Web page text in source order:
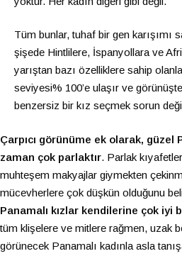
Tüm bunlar, tuhaf bir gen karışımı
şişede Hintlilere, İspanyollara ve
yarıştan bazı özelliklere sahip
seviyesi% 100’e ulaşır ve
benzersiz bir kız seçmek sorun
Çarpıcı görünüme ek olarak, güzel
zaman çok parlaktır. Parlak
muhteşem makyajlar giymekten
mücevherlere çok düşkün olduğunu
Panamalı kızlar kendilerine çok iyi
tüm klişelere ve mitlere rağmen, uzak
görünecek Panamalı kadınla asla